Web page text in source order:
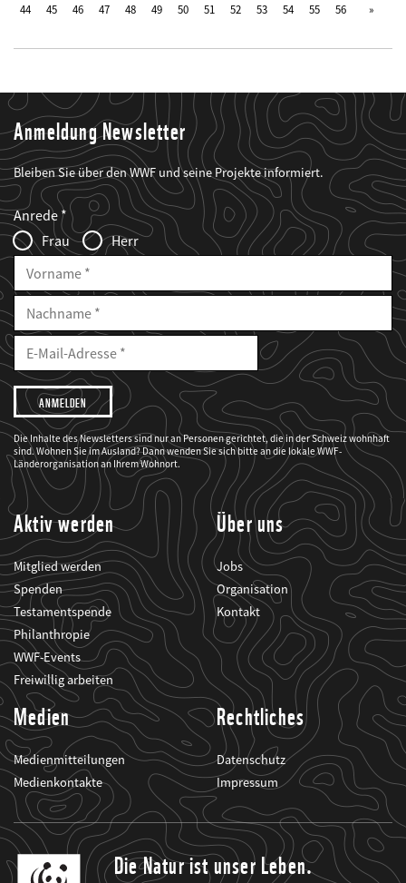
44
45 46 47 48 49 50 51 52 53 54 55 56
Anmeldung Newsletter
Bleiben Sie über den WWF und seine Projekte informiert.
Web2Case
Infofelder
Fieldset
anrede_name
Anrede
Frau
Herr
Vorname
Nachname
E-
Mailadresse
E-
Adresse
Ich
möchte,
dass
der
WWF
mich
über
seine
Projekte
informiert.
Die Inhalte des Newsletters sind nur an Personen gerichtet, die in der Schweiz wohnhaft
sind. Wohnen Sie im Ausland? Dann wenden Sie sich bitte an die lokale WWF-
Länderorganisation an Ihrem Wohnort.
Aktiv werden
Mitglied werden
Spenden
Testamentspende
Philanthropie
WWF-Events
Freiwillig arbeiten
Über uns
Jobs
Organisation
Kontakt
Medien
Medienmitteilungen
Medienkontakte
Rechtliches
Datenschutz
Impressum
Die Natur ist unser Leben.